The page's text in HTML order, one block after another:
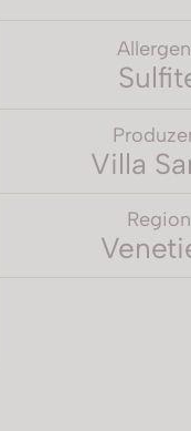
Villa
Region